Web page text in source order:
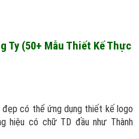
Ty (50+ Mẫu Thiết Kế Thực
có thể ứng dụng thiết kế logo
hiệu có chữ TD đầu như Thành